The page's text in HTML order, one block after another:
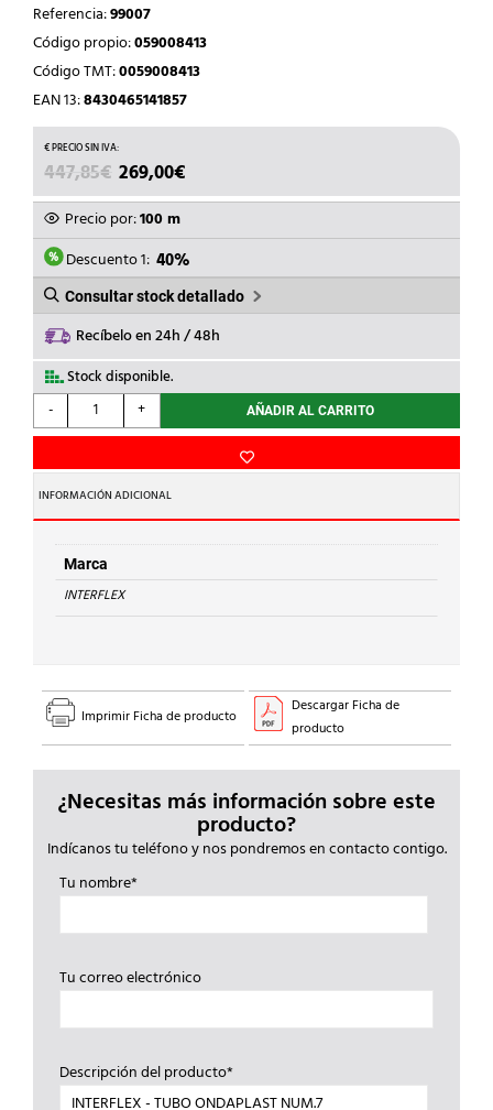
Referencia:99007
Código propio:059008413
Código TMT:0059008413
EAN 13:8430465141857
447,85€ EL
PRECIO
ORIGINAL
ERA:
447,85€.
269,00€
PRECIO
ES:
269,00€.
Precio por:100 m
Descuento 1: 40%
Consultar stock detallado
Recíbelo en 24h / 48h
Stock disponible.
-
INTERFLEX
-
ONDAPLAST
NUM.7
cantidad
+ AÑADIR AL CARRITO
INFORMACIÓN ADICIONAL
Marca
INTERFLEX
Imprimir Ficha de producto
Descargar Ficha de
producto
¿Necesitas más información sobre este
producto?
Indícanos tu teléfono y nos pondremos en contacto contigo.
Tu nombre*
Tu correo electrónico
Descripción del producto*